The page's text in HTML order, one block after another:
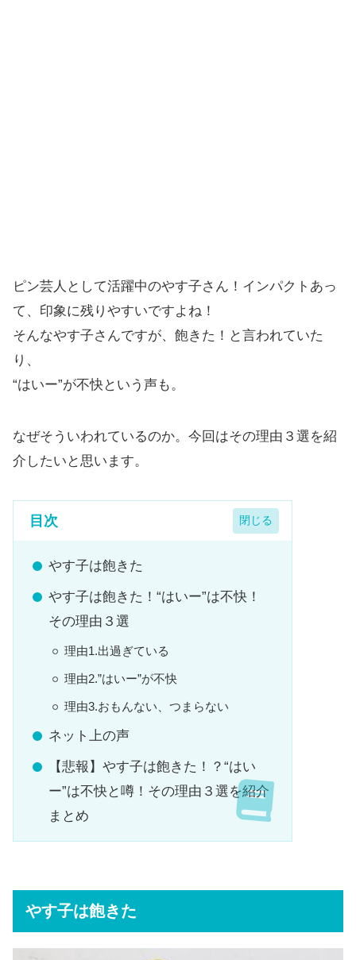
ピン芸人として活躍中のやす子さん！インパクトあっ
て、印象に残りやすいですよね！
そんなやす子さんですが、飽きた！と言われていた
り、
“はいー”が不快という声も。
なぜそういわれているのか。今回はその理由３選を紹
介したいと思います。
目次
やす子は飽きた
やす子は飽きた！“はいー”は不快！
その理由３選
理由1.出過ぎている
理由2.”はいー”が不快
理由3.おもんない、つまらない
ネット上の声
【悲報】やす子は飽きた！？“はい
ー”は不快と噂！その理由３選を紹介
まとめ
やす子は飽きた